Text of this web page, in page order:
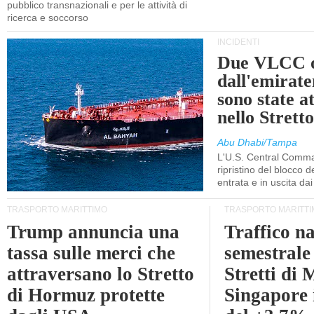
pubblico transnazionali e per le attività di
ricerca e soccorso
INCIDENTI
Due VLCC
sono state
nello
Abu Dhabi/Tampa
L'U.S. Central
ripristino del blocco
entrata e in uscita
TRASPORTO MARITTIMO
Trump annuncia una
tassa sulle merci che
attraversano lo Stretto
di Hormuz protette
TRASPORTO
Traffico
Stretti di